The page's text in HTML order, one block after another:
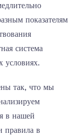
показателям
система
условиях.
так, что мы
в нашей
правила в